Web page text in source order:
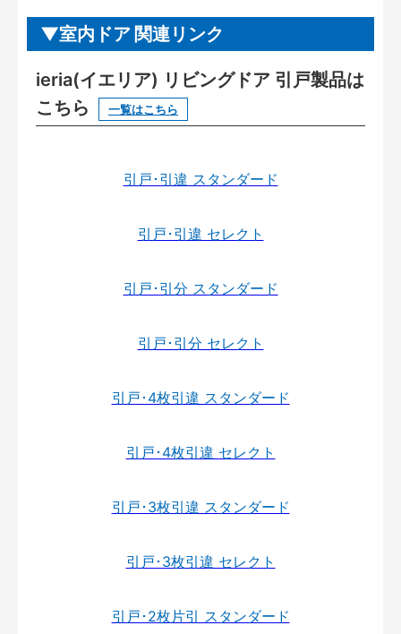
室内ドア 関連リンク
ieria(イエリア) リビングドア 引戸製品は
こちら
一覧はこちら
引戸･引違 スタンダード
引戸･引違 セレクト
引戸･引分 スタンダード
引戸･引分 セレクト
引戸･4枚引違 スタンダード
引戸･4枚引違 セレクト
引戸･3枚引違 スタンダード
引戸･3枚引違 セレクト
引戸･2枚片引 スタンダード